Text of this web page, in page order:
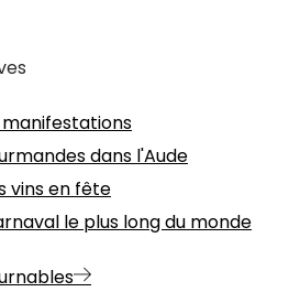
manifestations
dans l'Aude
vins en fête
le plus long du monde